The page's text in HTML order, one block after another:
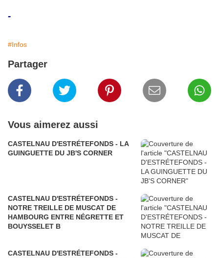
-
#Infos
Partager
Vous aimerez aussi
CASTELNAU D'ESTRÉTEFONDS - LA
GUINGUETTE DU JB'S CORNER
CASTELNAU D'ESTRÉTEFONDS -
NOTRE TREILLE DE MUSCAT DE
HAMBOURG ENTRE NÉGRETTE ET
BOUYSSELET B
CASTELNAU D'ESTRÉTEFONDS -